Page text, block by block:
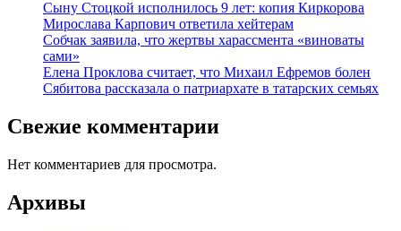
Сыну Стоцкой исполнилось 9 лет: копия Киркорова
Мирослава Карпович ответила хейтерам
Собчак заявила, что жертвы харассмента «виноваты
сами»
Елена Проклова считает, что Михаил Ефремов болен
Сябитова рассказала о патриархате в татарских семьях
Свежие комментарии
Нет комментариев для просмотра.
Архивы